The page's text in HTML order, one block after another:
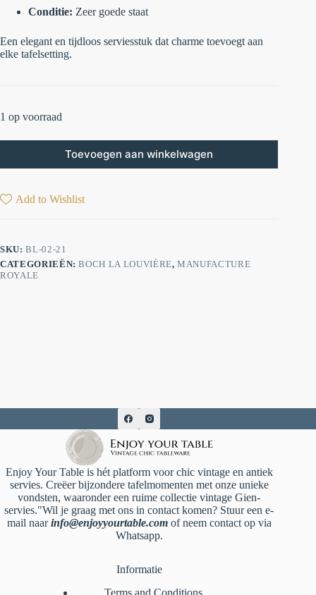
Conditie: Zeer goede staat
Een elegant en tijdloos serviesstuk dat charme toevoegt aan
elke tafelsetting.
1 op voorraad
Toevoegen aan winkelwagen
Add to Wishlist
SKU:BL-02-21
CATEGORIEËN:BOCH LA LOUVIÈRE,MANUFACTURE
ROYALE
Enjoy Your Table is hét platform voor chic vintage en antiek
servies. Creëer bijzondere tafelmomenten met onze unieke
vondsten, waaronder een ruime collectie vintage Gien-
servies."Wil je graag met ons in contact komen? Stuur een e-
mail naarinfo@enjoyyourtable.comof neem contact op via
Whatsapp.
Informatie